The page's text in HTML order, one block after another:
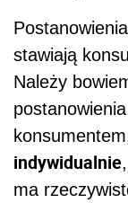
stawiają
Należy
indywidualnie
ma